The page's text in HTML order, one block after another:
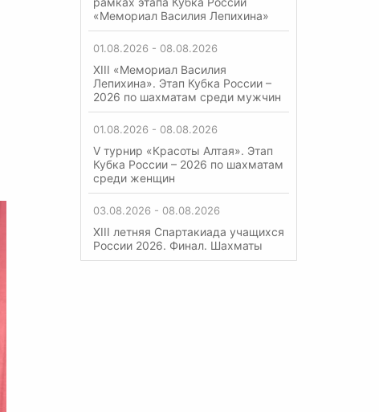
«Мемориал Василия Лепихина»
01.08.2026 - 08.08.2026
XIII «Мемориал Василия
Лепихина». Этап Кубка России –
2026 по шахматам среди мужчин
01.08.2026 - 08.08.2026
V турнир «Красоты Алтая». Этап
Кубка России – 2026 по шахматам
среди женщин
03.08.2026 - 08.08.2026
XIII летняя Спартакиада учащихся
России 2026. Финал. Шахматы